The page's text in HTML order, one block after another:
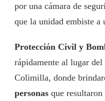
por una cámara de
que la unidad embiste
Protección Civil y
rápidamente al lugar
Colimilla, donde
personas que